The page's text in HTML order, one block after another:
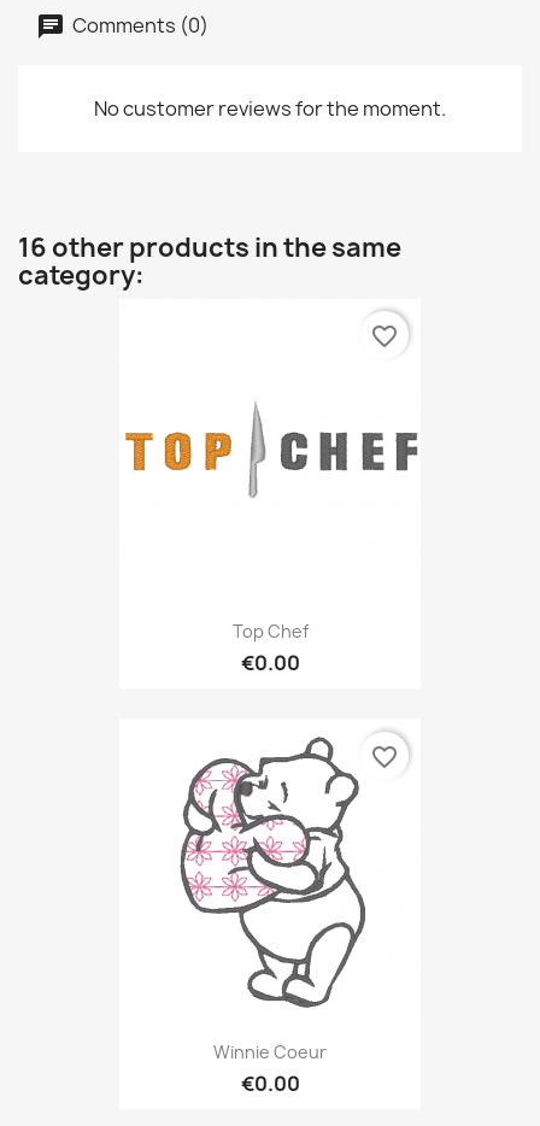
Comments (0)
No customer reviews for the moment.
16 other products in the same
category:
Top Chef
€0.00
favorite_border
Winnie Coeur
€0.00
favorite_border